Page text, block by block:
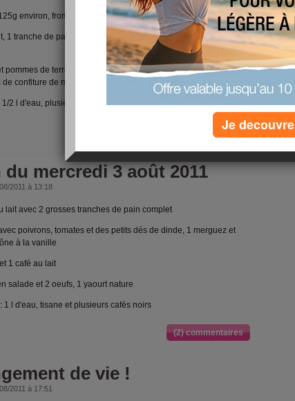
environ, fromage camembert 50g, 1 tomate nature, 1 pomme
1 tranche de pain complet, 1/8e fromage, 1cs de confiture de
pommes de terre en poêlée, 2 merguez dégraissées, 1 yaourt
confiture de myrtilles.
2 l d'eau, plusieurs cafés noirs et 1 tisane avant le coucher
(3) commentaires
du mercredi 3 août 2011
2011 à 13:18
lait avec 2 grosses tranches de pain complet
poivrons, tomates et des petits dés de dinde, 1 merguez et
à la vanille
1 café au lait
salade et 2 oeufs, 1 yaourt nature
1 l d'eau, tisane et plusieurs cafés noirs
(2) commentaires
de vie !
2011 à 17:51
Je decouvre